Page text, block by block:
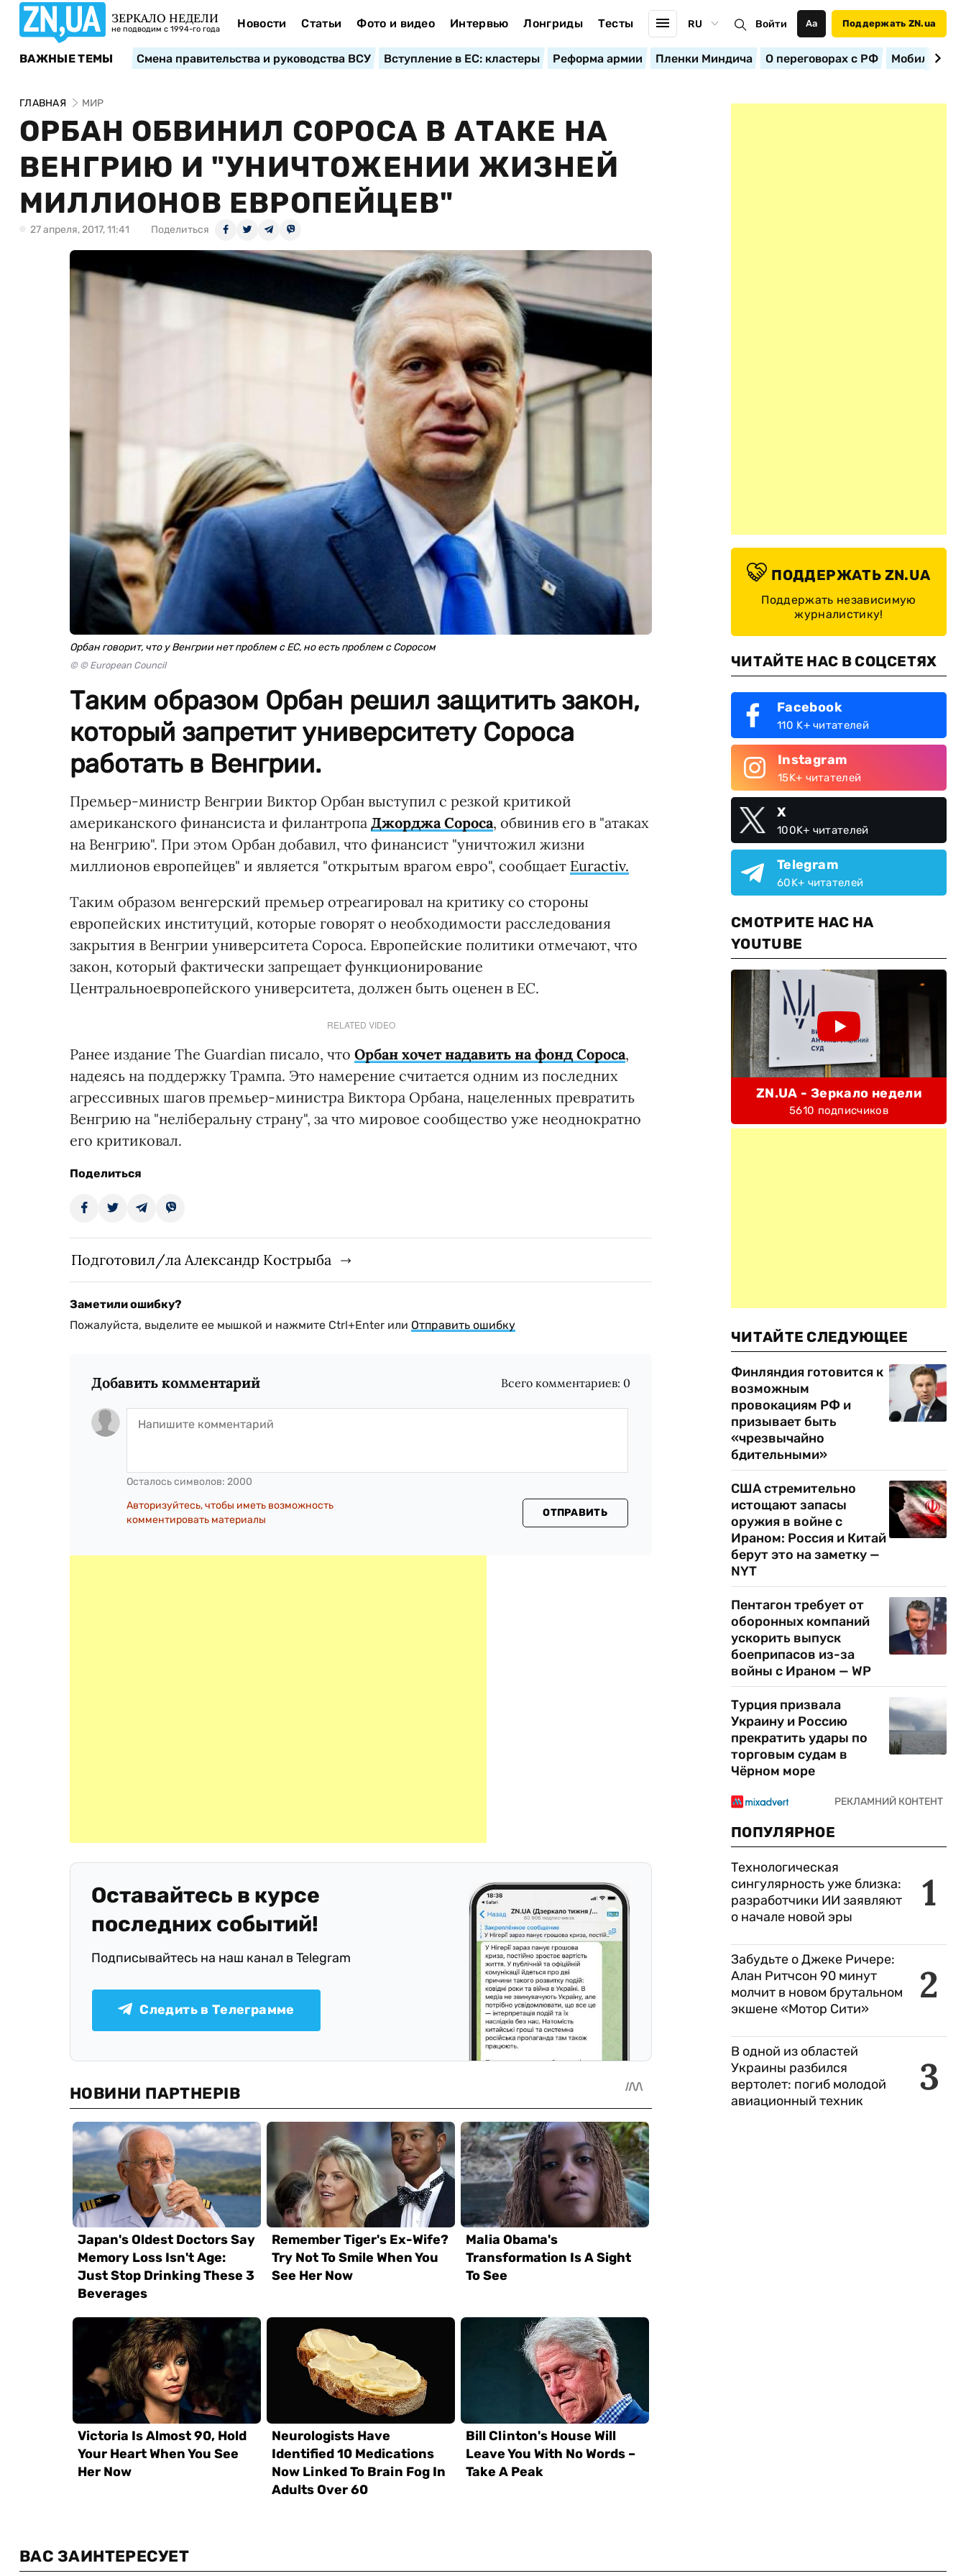
ЗЕРКАЛО НЕДЕЛИ
не подводим с 1994-го года Новости Статьи Фото и видео Интервью Лонгриды Тесты RU Войти Аа Поддержать ZN.ua
ВАЖНЫЕ ТЕМЫ Смена правительства и руководства ВСУ Вступление в ЕС: кластеры Реформа армии Пленки Миндича О переговорах с РФ
ГЛАВНАЯ МИР
ОРБАН ОБВИНИЛ СОРОСА В АТАКЕ НА
ВЕНГРИЮ И "УНИЧТОЖЕНИИ ЖИЗНЕЙ
МИЛЛИОНОВ ЕВРОПЕЙЦЕВ"
27 апреля, 2017, 11:41 Поделиться
Орбан говорит, что у Венгрии нет проблем с ЕС, но есть проблем с Соросом
© © European Council
Таким образом Орбан решил защитить закон,
который запретит университету Сороса
работать в Венгрии.
Премьер-министр Венгрии Виктор Орбан выступил с резкой критикой
американского финансиста и филантропа Джорджа Сороса, обвинив его в "атаках
на Венгрию". При этом Орбан добавил, что финансист "уничтожил жизни
миллионов европейцев" и является "открытым врагом евро", сообщает Euractiv.
Таким образом венгерский премьер отреагировал на критику со стороны
европейских институций, которые говорят о необходимости расследования
закрытия в Венгрии университета Сороса. Европейские политики отмечают, что
закон, который фактически запрещает функционирование
Центральноевропейского университета, должен быть оценен в ЕС.
RELATED VIDEO
Ранее издание The Guardian писало, что Орбан хочет надавить на фонд Сороса,
надеясь на поддержку Трампа. Это намерение считается одним из последних
агрессивных шагов премьер-министра Виктора Орбана, нацеленных превратить
Венгрию на "неліберальну страну", за что мировое сообщество уже неоднократно
его критиковал.
Поделиться
Подготовил/ла Александр Кострыба
Заметили ошибку?
Пожалуйста, выделите ее мышкой и нажмите Ctrl+Enter или Отправить ошибку
Добавить комментарий Всего комментариев: 0
Осталось символов: 2000
Авторизуйтесь, чтобы иметь возможность
комментировать материалы
ОТПРАВИТЬ
Оставайтесь в курсе
последних событий!
Подписывайтесь на наш канал в Telegram
Следить в Телеграмме
ПОДДЕРЖАТЬ ZN.UA
Поддержать независимую
журналистику!
ЧИТАЙТЕ НАС В СОЦСЕТЯХ
Facebook
110 K+ читателей
Instagram
15K+ читателей
X
100K+ читателей
Telegram
60K+ читателей
СМОТРИТЕ НАС НА
YOUTUBE
ZN.UA - Зеркало недели
5610 подписчиков
ЧИТАЙТЕ СЛЕДУЮЩЕЕ
Финляндия готовится к
возможным
провокациям РФ и
призывает быть
«чрезвычайно
бдительными»
США стремительно
истощают запасы
оружия в войне с
Ираном: Россия и Китай
берут это на заметку —
NYT
Пентагон требует от
оборонных компаний
ускорить выпуск
боеприпасов из-за
войны с Ираном — WP
Турция призвала
Украину и Россию
прекратить удары по
торговым судам в
Чёрном море
ПОПУЛЯРНОЕ
1
Технологическая
сингулярность уже близка:
разработчики ИИ заявляют
о начале новой эры
2
Забудьте о Джеке Ричере:
Алан Ритчсон 90 минут
молчит в новом брутальном
экшене «Мотор Сити»
3
В одной из областей
Украины разбился
вертолет: погиб молодой
авиационный техник
ВАС ЗАИНТЕРЕСУЕТ